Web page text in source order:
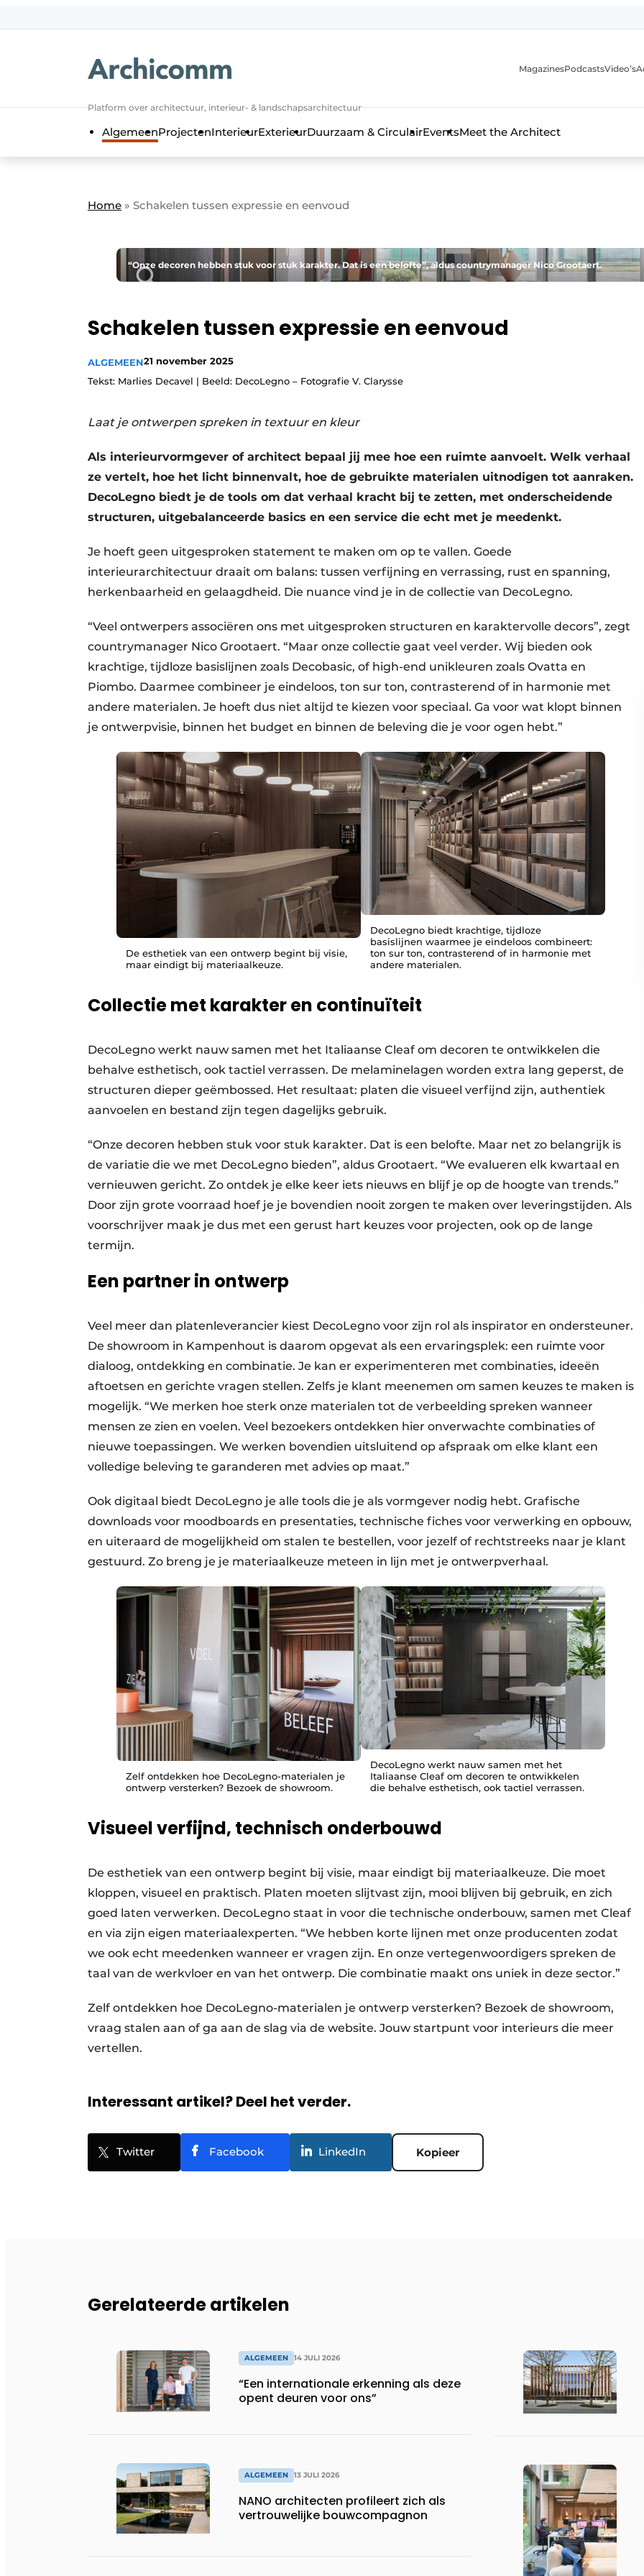
Platform over architectuur, interieur- & landschapsarchitectuur
MagazinesPodcastsVideo’s
AlgemeenProjectenInterieurExterieurDuurzaam & CirculairEventsMeet the Architect
Home » Schakelen tussen expressie en eenvoud
“Onze decoren hebben stuk voor stuk karakter. Dat is een belofte”, aldus countrymanager Nico Grootaert.
Schakelen tussen expressie en eenvoud
ALGEMEEN21 november 2025
Tekst: Marlies Decavel | Beeld: DecoLegno – Fotografie V. Clarysse
Laat je ontwerpen spreken in textuur en kleur
Als interieurvormgever of architect bepaal jij mee hoe een ruimte aanvoelt. Welk verhaal
ze vertelt, hoe het licht binnenvalt, hoe de gebruikte materialen uitnodigen tot aanraken.
DecoLegno biedt je de tools om dat verhaal kracht bij te zetten, met onderscheidende
structuren, uitgebalanceerde basics en een service die echt met je meedenkt.
Je hoeft geen uitgesproken statement te maken om op te vallen. Goede
interieurarchitectuur draait om balans: tussen verfijning en verrassing, rust en spanning,
herkenbaarheid en gelaagdheid. Die nuance vind je in de collectie van DecoLegno.
“Veel ontwerpers associëren ons met uitgesproken structuren en karaktervolle decors”, zegt
countrymanager Nico Grootaert. “Maar onze collectie gaat veel verder. Wij bieden ook
krachtige, tijdloze basislijnen zoals Decobasic, of high-end unikleuren zoals Ovatta en
Piombo. Daarmee combineer je eindeloos, ton sur ton, contrasterend of in harmonie met
andere materialen. Je hoeft dus niet altijd te kiezen voor speciaal. Ga voor wat klopt binnen
je ontwerpvisie, binnen het budget en binnen de beleving die je voor ogen hebt.”
De esthetiek van een ontwerp begint bij visie,
maar eindigt bij materiaalkeuze.
DecoLegno biedt krachtige, tijdloze
basislijnen waarmee je eindeloos combineert:
ton sur ton, contrasterend of in harmonie met
andere materialen.
Collectie met karakter en continuïteit
DecoLegno werkt nauw samen met het Italiaanse Cleaf om decoren te ontwikkelen die
behalve esthetisch, ook tactiel verrassen. De melaminelagen worden extra lang geperst, de
structuren dieper geëmbossed. Het resultaat: platen die visueel verfijnd zijn, authentiek
aanvoelen en bestand zijn tegen dagelijks gebruik.
“Onze decoren hebben stuk voor stuk karakter. Dat is een belofte. Maar net zo belangrijk is
de variatie die we met DecoLegno bieden”, aldus Grootaert. “We evalueren elk kwartaal en
vernieuwen gericht. Zo ontdek je elke keer iets nieuws en blijf je op de hoogte van trends.”
Door zijn grote voorraad hoef je je bovendien nooit zorgen te maken over leveringstijden. Als
voorschrijver maak je dus met een gerust hart keuzes voor projecten, ook op de lange
termijn.
Een partner in ontwerp
Veel meer dan platenleverancier kiest DecoLegno voor zijn rol als inspirator en ondersteuner.
De showroom in Kampenhout is daarom opgevat als een ervaringsplek: een ruimte voor
dialoog, ontdekking en combinatie. Je kan er experimenteren met combinaties, ideeën
aftoetsen en gerichte vragen stellen. Zelfs je klant meenemen om samen keuzes te maken is
mogelijk. “We merken hoe sterk onze materialen tot de verbeelding spreken wanneer
mensen ze zien en voelen. Veel bezoekers ontdekken hier onverwachte combinaties of
nieuwe toepassingen. We werken bovendien uitsluitend op afspraak om elke klant een
volledige beleving te garanderen met advies op maat.”
Ook digitaal biedt DecoLegno je alle tools die je als vormgever nodig hebt. Grafische
downloads voor moodboards en presentaties, technische fiches voor verwerking en opbouw,
en uiteraard de mogelijkheid om stalen te bestellen, voor jezelf of rechtstreeks naar je klant
gestuurd. Zo breng je je materiaalkeuze meteen in lijn met je ontwerpverhaal.
Zelf ontdekken hoe DecoLegno-materialen je
ontwerp versterken? Bezoek de showroom.
DecoLegno werkt nauw samen met het
Italiaanse Cleaf om decoren te ontwikkelen
die behalve esthetisch, ook tactiel verrassen.
Visueel verfijnd, technisch onderbouwd
De esthetiek van een ontwerp begint bij visie, maar eindigt bij materiaalkeuze. Die moet
kloppen, visueel en praktisch. Platen moeten slijtvast zijn, mooi blijven bij gebruik, en zich
goed laten verwerken. DecoLegno staat in voor die technische onderbouw, samen met Cleaf
en via zijn eigen materiaalexperten. “We hebben korte lijnen met onze producenten zodat
we ook echt meedenken wanneer er vragen zijn. En onze vertegenwoordigers spreken de
taal van de werkvloer en van het ontwerp. Die combinatie maakt ons uniek in deze sector.”
Zelf ontdekken hoe DecoLegno-materialen je ontwerp versterken? Bezoek de showroom,
vraag stalen aan of ga aan de slag via de website. Jouw startpunt voor interieurs die meer
vertellen.
Interessant artikel? Deel het verder.
Twitter Facebook LinkedIn Kopieer
Gerelateerde artikelen
ALGEMEEN 14 JULI 2026
“Een internationale erkenning als deze
opent deuren voor ons”
ALGEMEEN 13 JULI 2026
NANO architecten profileert zich als
vertrouwelijke bouwcompagnon